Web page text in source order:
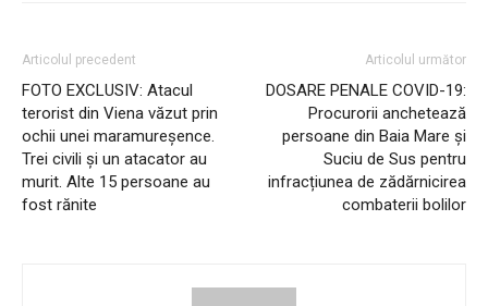
Articolul precedent
FOTO EXCLUSIV: Atacul
terorist din Viena văzut prin
ochii unei maramureșence.
Trei civili și un atacator au
murit. Alte 15 persoane au
fost rănite
Articolul următor
DOSARE PENALE COVID-19:
Procurorii anchetează
persoane din Baia Mare și
Suciu de Sus pentru
infracțiunea de zădărnicirea
combaterii bolilor